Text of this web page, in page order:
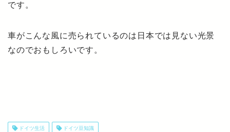
です。
車がこんな風に売られているのは日本では見ない光景
なのでおもしろいです。
ドイツ生活 ドイツ豆知識